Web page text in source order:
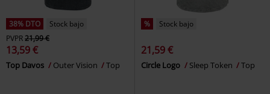
38% DTO
Stock bajo
PVPR21,99 €
13,59 €
Top Davos Outer Vision Top
% Stock bajo
21,59 €
Circle Logo Sleep Token Top